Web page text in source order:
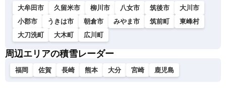
大牟田市 久留米市 柳川市 八女市 筑後市
大川市
小郡市
うきは市 朝倉市 みやま市 筑前町
東峰村
大刀洗町
大木町 広川町
周辺エリアの積雪レーダー
福岡 佐賀 長崎 熊本 大分 宮崎 鹿児島